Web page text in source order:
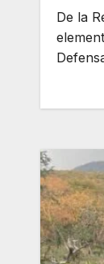
De la